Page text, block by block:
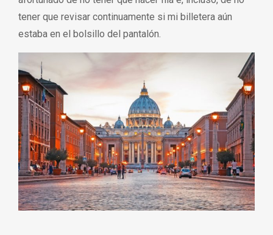
tener que revisar continuamente si mi billetera aún
estaba en el bolsillo del pantalón.